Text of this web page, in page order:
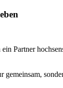
Partner
gemeinsam,